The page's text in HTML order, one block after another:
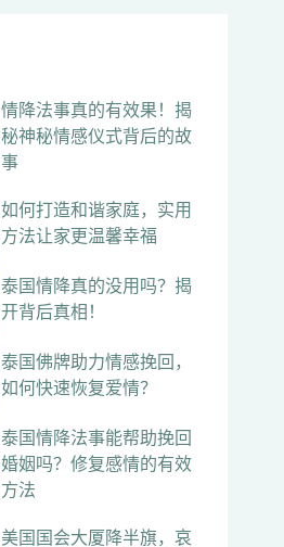
情降法事真的有效果！揭
秘神秘情感仪式背后的故
事
如何打造和谐家庭，实用
方法让家更温馨幸福
泰国情降真的没用吗？揭
开背后真相！
泰国佛牌助力情感挽回，
如何快速恢复爱情？
泰国情降法事能帮助挽回
婚姻吗？修复感情的有效
方法
美国国会大厦降半旗，哀